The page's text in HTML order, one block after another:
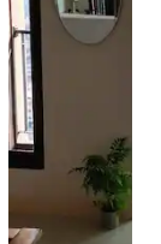
sur la